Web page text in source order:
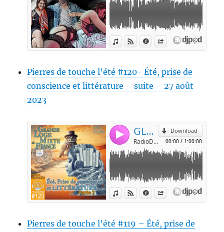
Pierres de touche l’été #120- Été, prise de
conscience et littérature – suite – 27 août
2023
Pierres de touche l’été #119 – Été, prise de